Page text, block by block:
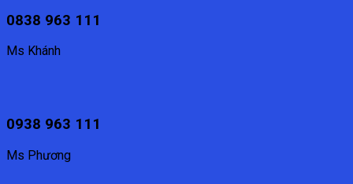
0838 963 111
Ms Khánh
0938 963 111
Ms Phương